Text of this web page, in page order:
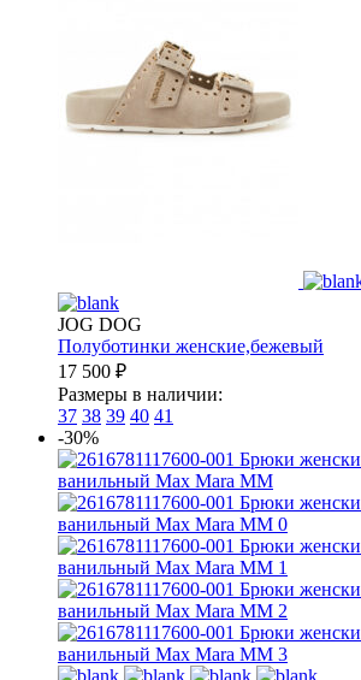
JOG DOG
Полуботинки женские,бежевый
17 500 ₽
Размеры в наличии:
37 38 39 40 41
-30%